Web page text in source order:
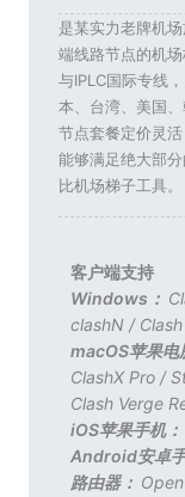
是某实力老牌机
端线路节点的机
与IPLC国际专线
本、台湾、美国
节点套餐定价灵
能够满足绝大部
比机场梯子工具。
客户端支持
Windows：
clashN/
macOS苹果电
ClashX Pro/
Clash Verge
iOS苹果手机：
Android安卓
路由器：